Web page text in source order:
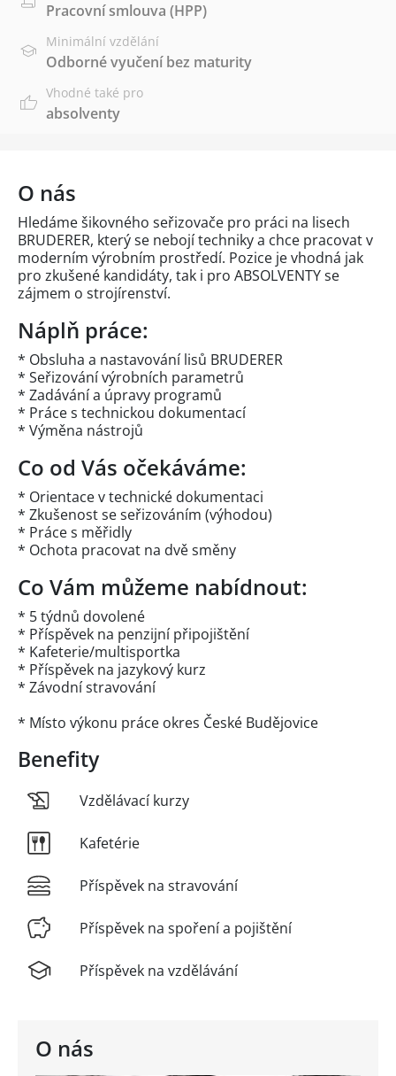
Pracovní smlouva (HPP)
Minimální vzdělání
Odborné vyučení bez maturity
Vhodné také pro
absolventy
O nás
O nás
Hledáme šikovného seřizovače pro práci na lisech
BRUDERER, který se nebojí techniky a chce pracovat v
moderním výrobním prostředí. Pozice je vhodná jak
pro zkušené kandidáty, tak i pro ABSOLVENTY se
zájmem o strojírenství.
Náplň práce:
* Obsluha a nastavování lisů BRUDERER
* Seřizování výrobních parametrů
* Zadávání a úpravy programů
* Práce s technickou dokumentací
* Výměna nástrojů
Co od Vás očekáváme:
* Orientace v technické dokumentaci
* Zkušenost se seřizováním (výhodou)
* Práce s měřidly
* Ochota pracovat na dvě směny
Co Vám můžeme nabídnout:
* 5 týdnů dovolené
* Příspěvek na penzijní připojištění
* Kafeterie/multisportka
* Příspěvek na jazykový kurz
* Závodní stravování
* Místo výkonu práce okres České Budějovice
Benefity
Vzdělávací kurzy
Kafetérie
Příspěvek na stravování
Příspěvek na spoření a pojištění
Příspěvek na vzdělávání